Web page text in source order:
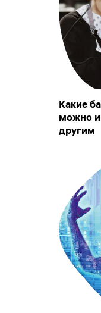
Какие
можно и
другим